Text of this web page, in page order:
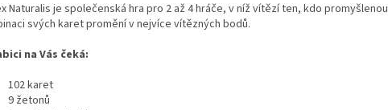
Naturalis je společenská hra pro 2 až 4 hráče, v níž vítězí ten, kdo promyšlenou
svých karet promění v nejvíce vítězných bodů.
na Vás čeká:
102 karet
9 žetonů